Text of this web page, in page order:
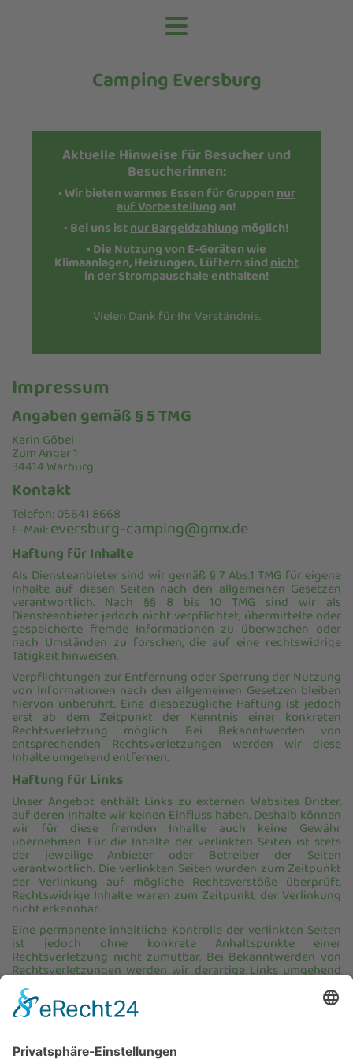
Camping Eversburg
Aktuelle Hinweise für Besucher und
Besucherinnen:
•Wir bieten warmes Essen für Gruppennur
auf Vorbestellungan!
• Bei uns istnur Bargeldzahlungmöglich!
• Die Nutzung von E-Geräten wie
Klimaanlagen, Heizungen, Lüftern sindnicht
in der Strompauschale enthalten!
Vielen Dank für Ihr Verständnis.
Impressum
Angaben gemäß § 5 TMG
Karin Göbel
Zum Anger 1
34414 Warburg
Kontakt
Telefon: 05641 8668
E-Mail:eversburg-camping@gmx.de
Haftung für Inhalte
Als Diensteanbieter sind wir gemäß § 7 Abs.1 TMG für eigene
Inhalte auf diesen Seiten nach den allgemeinen Gesetzen
verantwortlich. Nach §§ 8 bis 10 TMG sind wir als
Diensteanbieter jedoch nicht verpflichtet, übermittelte oder
gespeicherte fremde Informationen zu überwachen oder
nach Umständen zu forschen, die auf eine rechtswidrige
Tätigkeit hinweisen.
Verpflichtungen zur Entfernung oder Sperrung der Nutzung
von Informationen nach den allgemeinen Gesetzen bleiben
hiervon unberührt. Eine diesbezügliche Haftung ist jedoch
erst ab dem Zeitpunkt der Kenntnis einer konkreten
Rechtsverletzung möglich. Bei Bekanntwerden von
entsprechenden Rechtsverletzungen werden wir diese
Inhalte umgehend entfernen.
Haftung für Links
Unser Angebot enthält Links zu externen Websites Dritter,
auf deren Inhalte wir keinen Einfluss haben. Deshalb können
wir für diese fremden Inhalte auch keine Gewähr
übernehmen. Für die Inhalte der verlinkten Seiten ist stets
der jeweilige Anbieter oder Betreiber der Seiten
verantwortlich. Die verlinkten Seiten wurden zum Zeitpunkt
der Verlinkung auf mögliche Rechtsverstöße überprüft.
Rechtswidrige Inhalte waren zum Zeitpunkt der Verlinkung
nicht erkennbar.
Eine permanente inhaltliche Kontrolle der verlinkten Seiten
ist jedoch ohne konkrete Anhaltspunkte einer
Rechtsverletzung nicht zumutbar. Bei Bekanntwerden von
Rechtsverletzungen werden wir derartige Links umgehend
entfernen.
Urheberrecht
auf diesen Seiten unterliegen dem deutschen Urheberrecht.